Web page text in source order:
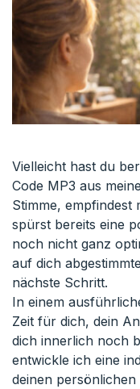
Vielleicht hast du
Code MP3 aus
Stimme, empfindest
spürst bereits eine
noch nicht ganz
auf dich
nächste Schritt.
In einem
Zeit für dich, dein
dich innerlich noch
entwickle ich eine
deinen